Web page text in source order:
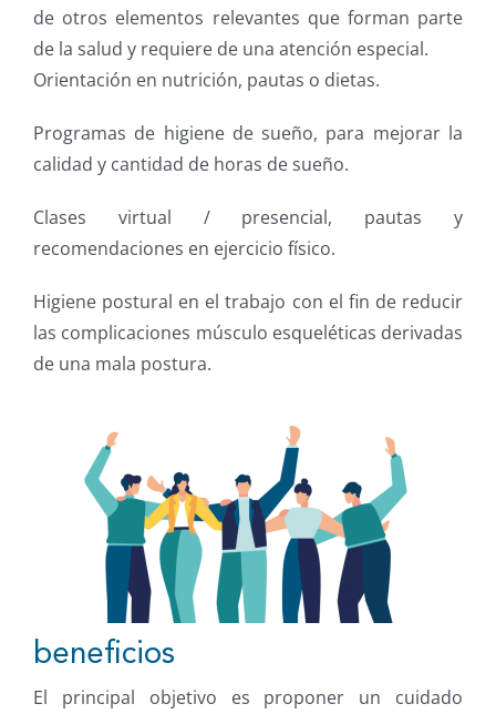
de otros elementos relevantes que forman parte
de la salud y requiere de una atención especial.
Orientación en nutrición, pautas o dietas.
Programas de higiene de sueño, para mejorar la
calidad y cantidad de horas de sueño.
Clases virtual / presencial, pautas y
recomendaciones en ejercicio físico.
Higiene postural en el trabajo con el fin de reducir
las complicaciones músculo esqueléticas derivadas
de una mala postura.
beneficios
El principal objetivo es proponer un cuidado